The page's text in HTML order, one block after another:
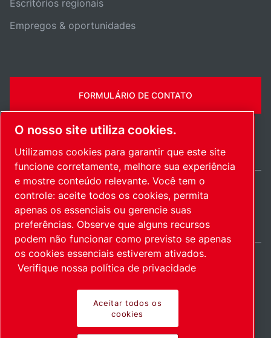
Escritórios regionais
Empregos & oportunidades
FORMULÁRIO DE CONTATO
Mapa do siteGerenciar cookies© 2026 Direitos autorais.
Brazil / PT
Produtos inovadores.
O nosso site utiliza cookies.
Utilizamos cookies para garantir que este site
funcione corretamente, melhore sua experiência
e mostre conteúdo relevante. Você tem o
controle: aceite todos os cookies, permita
apenas os essenciais ou gerencie suas
preferências. Observe que alguns recursos
podem não funcionar como previsto se apenas
os cookies essenciais estiverem ativados.
Verifique nossa política de privacidade
Aceitar todos os
cookies